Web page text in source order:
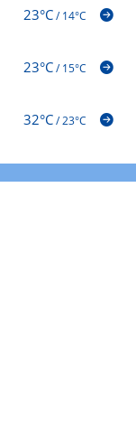
23°C/14°C
23°C/15°C
32°C/23°C